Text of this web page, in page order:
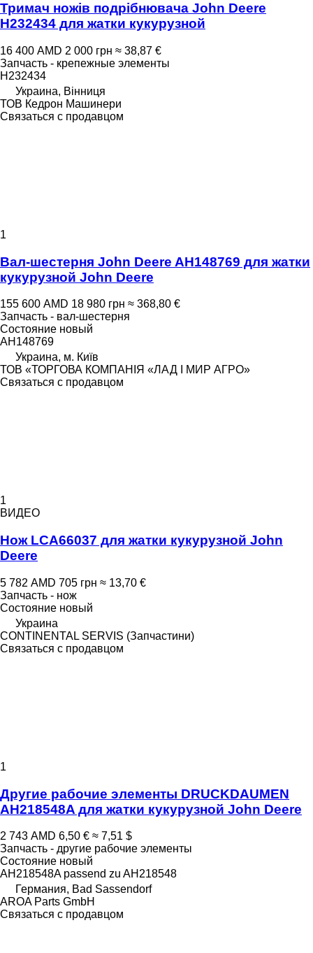
Тримач ножів подрібнювача John Deere
H232434 для жатки кукурузной
16 400 AMD 2 000 грн ≈ 38,87 €
Запчасть - крепежные элементы
H232434
Украина, Вінниця
ТОВ Кедрон Машинери
Связаться с продавцом
1
Вал-шестерня John Deere AH148769 для жатки
кукурузной John Deere
155 600 AMD 18 980 грн ≈ 368,80 €
Запчасть - вал-шестерня
Состояние новый
AH148769
Украина, м. Київ
ТОВ «ТОРГОВА КОМПАНІЯ «ЛАД І МИР АГРО»
Связаться с продавцом
1
ВИДЕО
Нож LCA66037 для жатки кукурузной John
Deere
5 782 AMD 705 грн ≈ 13,70 €
Запчасть - нож
Состояние новый
Украина
CONTINENTAL SERVIS (Запчастини)
Связаться с продавцом
1
Другие рабочие элементы DRUCKDAUMEN
AH218548A для жатки кукурузной John Deere
2 743 AMD 6,50 € ≈ 7,51 $
Запчасть - другие рабочие элементы
Состояние новый
AH218548A passend zu AH218548
Германия, Bad Sassendorf
AROA Parts GmbH
Связаться с продавцом